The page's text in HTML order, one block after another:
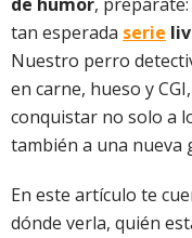
tan esperada serie
Nuestro perro
en carne, hueso y
conquistar no solo a
también a una nueva
En este artículo te
dónde verla, quién